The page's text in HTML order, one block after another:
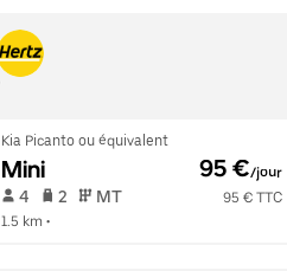
Kia Picanto ou équivalent
Mini 95 €/jour
4 2 MT
95 € TTC
1.5 km •